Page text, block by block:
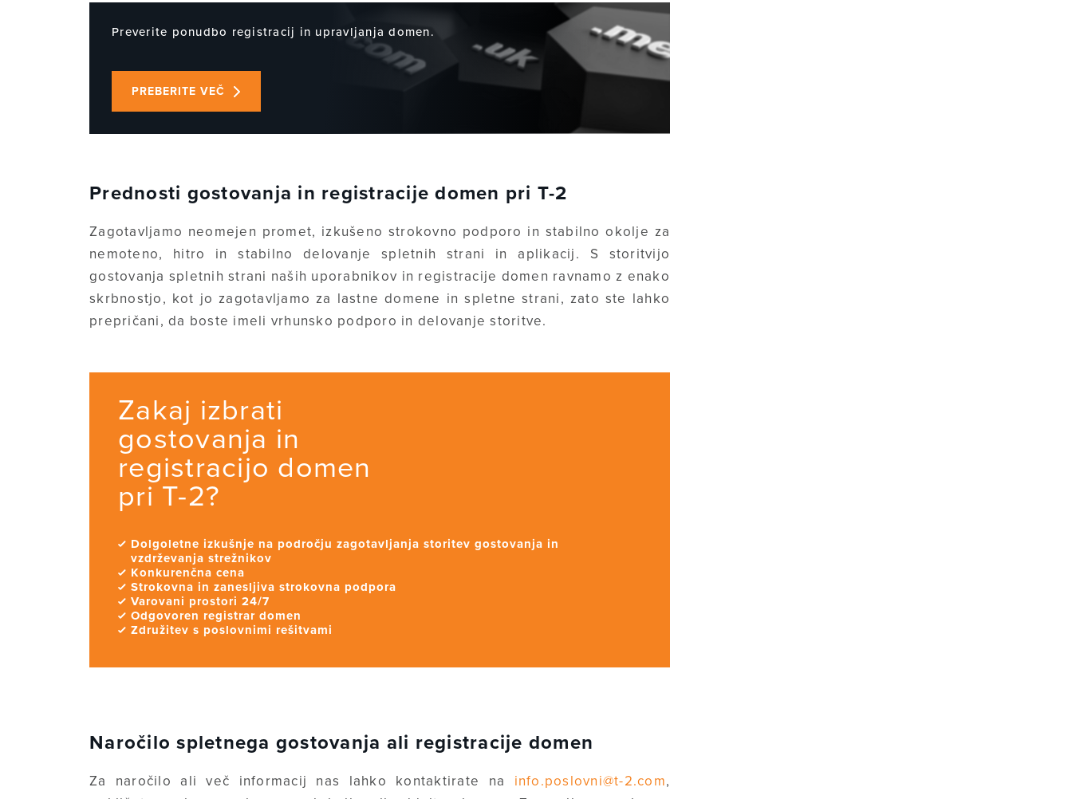
Preverite ponudbo registracij in upravljanja domen.
PREBERITE VEČ
Prednosti gostovanja in registracije domen pri T-2
Zagotavljamo neomejen promet, izkušeno strokovno podporo in stabilno okolje za
nemoteno, hitro in stabilno delovanje spletnih strani in aplikacij. S storitvijo
gostovanja spletnih strani naših uporabnikov in registracije domen ravnamo z enako
skrbnostjo, kot jo zagotavljamo za lastne domene in spletne strani, zato ste lahko
prepričani, da boste imeli vrhunsko podporo in delovanje storitve.
Zakaj izbrati
gostovanja in
registracijo domen
pri T-2?
Dolgoletne izkušnje na področju zagotavljanja storitev gostovanja in
vzdrževanja strežnikov
Konkurenčna cena
Strokovna in zanesljiva strokovna podpora
Varovani prostori 24/7
Odgovoren registrar domen
Združitev s poslovnimi rešitvami
Naročilo spletnega gostovanja ali registracije domen
Za naročilo ali več informacij nas lahko kontaktirate na info.poslovni@t-2.com,